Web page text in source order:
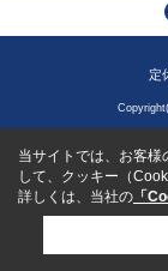
定
当サイトでは、お客様
して、クッキー（
詳しくは、当社の 「